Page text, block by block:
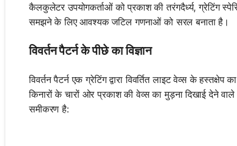
कैलकुलेटर उपयोगकर्ताओं को प्रकाश की तरंगदैर्ध्य, ग्रेटिंग
समझने के लिए आवश्यक जटिल गणनाओं को सरल बनाता है।
विवर्तन पैटर्न के पीछे का विज्ञान
विवर्तन पैटर्न एक ग्रेटिंग द्वारा विवर्तित लाइट वेव्स के
किनारों के चारों ओर प्रकाश की वेव्स का मुड़ना दिखाई देने
समीकरण है: